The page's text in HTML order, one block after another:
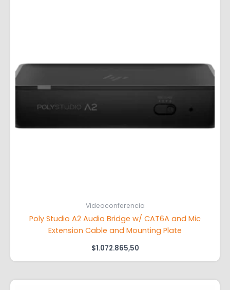
Videoconferencia
Poly Studio A2 Audio Bridge w/ CAT6A and Mic
Extension Cable and Mounting Plate
$1.072.865,50